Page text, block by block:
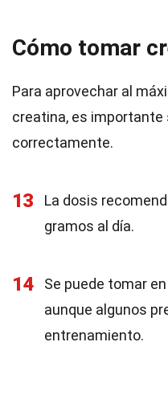
Cómo tomar
Para aprovechar al
creatina, es
correctamente.
13
La dosis
gramos al día.
14
Se puede tomar
aunque algunos
entrenamiento.